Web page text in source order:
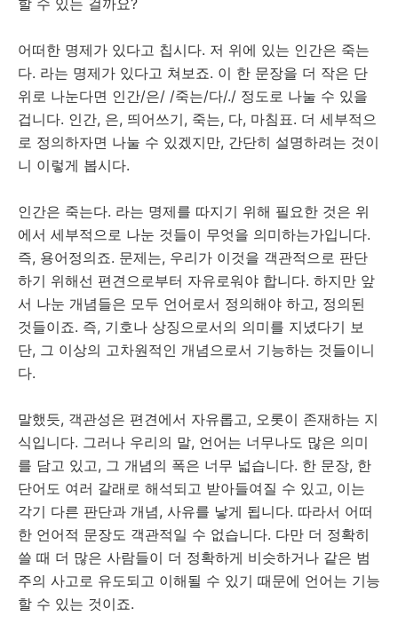
할 수 있는 걸까요?
어떠한 명제가 있다고 칩시다. 저 위에 있는 인간은 죽는
다. 라는 명제가 있다고 쳐보죠. 이 한 문장을 더 작은 단
위로 나눈다면 인간/은/ /죽는/다/./ 정도로 나눌 수 있을
겁니다. 인간, 은, 띄어쓰기, 죽는, 다, 마침표. 더 세부적으
로 정의하자면 나눌 수 있겠지만, 간단히 설명하려는 것이
니 이렇게 봅시다.
인간은 죽는다. 라는 명제를 따지기 위해 필요한 것은 위
에서 세부적으로 나눈 것들이 무엇을 의미하는가입니다.
즉, 용어정의죠. 문제는, 우리가 이것을 객관적으로 판단
하기 위해선 편견으로부터 자유로워야 합니다. 하지만 앞
서 나눈 개념들은 모두 언어로서 정의해야 하고, 정의된
것들이죠. 즉, 기호나 상징으로서의 의미를 지녔다기 보
단, 그 이상의 고차원적인 개념으로서 기능하는 것들이니
다.
말했듯, 객관성은 편견에서 자유롭고, 오롯이 존재하는 지
식입니다. 그러나 우리의 말, 언어는 너무나도 많은 의미
를 담고 있고, 그 개념의 폭은 너무 넓습니다. 한 문장, 한
단어도 여러 갈래로 해석되고 받아들여질 수 있고, 이는
각기 다른 판단과 개념, 사유를 낳게 됩니다. 따라서 어떠
한 언어적 문장도 객관적일 수 없습니다. 다만 더 정확히
쓸 때 더 많은 사람들이 더 정확하게 비슷하거나 같은 범
주의 사고로 유도되고 이해될 수 있기 때문에 언어는 기능
할 수 있는 것이죠.